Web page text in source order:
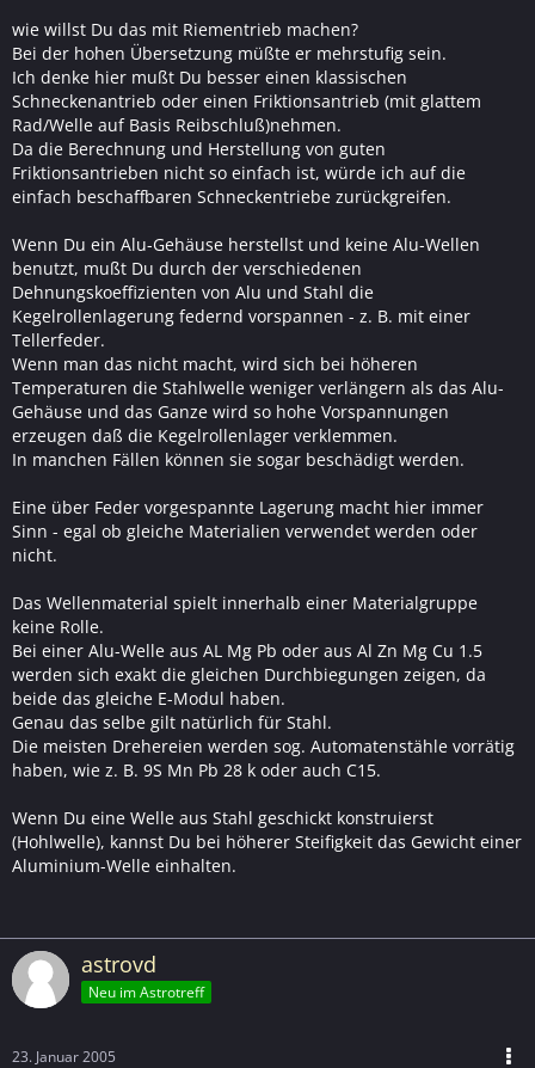
wie willst Du das mit Riementrieb machen?
Bei der hohen Übersetzung müßte er mehrstufig sein.
Ich denke hier mußt Du besser einen klassischen
Schneckenantrieb oder einen Friktionsantrieb (mit glattem
Rad/Welle auf Basis Reibschluß)nehmen.
Da die Berechnung und Herstellung von guten
Friktionsantrieben nicht so einfach ist, würde ich auf die
einfach beschaffbaren Schneckentriebe zurückgreifen.
Wenn Du ein Alu-Gehäuse herstellst und keine Alu-Wellen
benutzt, mußt Du durch der verschiedenen
Dehnungskoeffizienten von Alu und Stahl die
Kegelrollenlagerung federnd vorspannen - z. B. mit einer
Tellerfeder.
Wenn man das nicht macht, wird sich bei höheren
Temperaturen die Stahlwelle weniger verlängern als das Alu-
Gehäuse und das Ganze wird so hohe Vorspannungen
erzeugen daß die Kegelrollenlager verklemmen.
In manchen Fällen können sie sogar beschädigt werden.
Eine über Feder vorgespannte Lagerung macht hier immer
Sinn - egal ob gleiche Materialien verwendet werden oder
nicht.
Das Wellenmaterial spielt innerhalb einer Materialgruppe
keine Rolle.
Bei einer Alu-Welle aus AL Mg Pb oder aus Al Zn Mg Cu 1.5
werden sich exakt die gleichen Durchbiegungen zeigen, da
beide das gleiche E-Modul haben.
Genau das selbe gilt natürlich für Stahl.
Die meisten Drehereien werden sog. Automatenstähle vorrätig
haben, wie z. B. 9S Mn Pb 28 k oder auch C15.
Wenn Du eine Welle aus Stahl geschickt konstruierst
(Hohlwelle), kannst Du bei höherer Steifigkeit das Gewicht einer
Aluminium-Welle einhalten.
astrovd
Neu im Astrotreff
23. Januar 2005